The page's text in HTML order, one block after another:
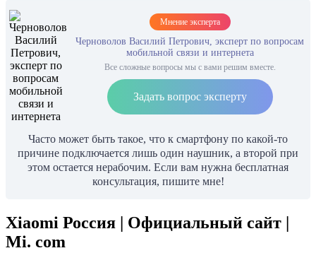
Мнение эксперта
Черноволов Василий Петрович, эксперт по вопросам
мобильной связи и интернета
Все сложные вопросы мы с вами решим вместе.
Задать вопрос эксперту
Часто может быть такое, что к смартфону по какой-то
причине подключается лишь один наушник, а второй при
этом остается нерабочим. Если вам нужна бесплатная
консультация, пишите мне!
Xiaomi Россия | Официальный сайт |
Mi. com